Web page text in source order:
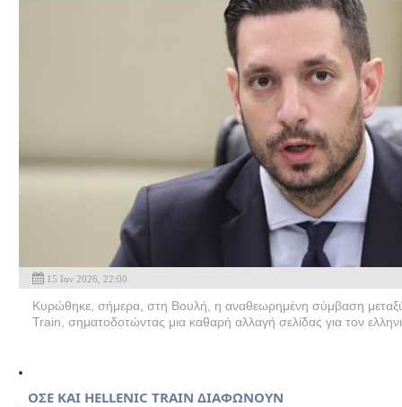
15 Ιαν 2026, 22:00
Κυρώθηκε, σήμερα, στη Βουλή, η αναθεωρημένη σύμβαση
Train, σηματοδοτώντας μια καθαρή αλλαγή σελίδας για τον
ΟΣΕ ΚΑΙ HELLENIC TRAIN ΔΙΑΦΩΝΟΥΝ